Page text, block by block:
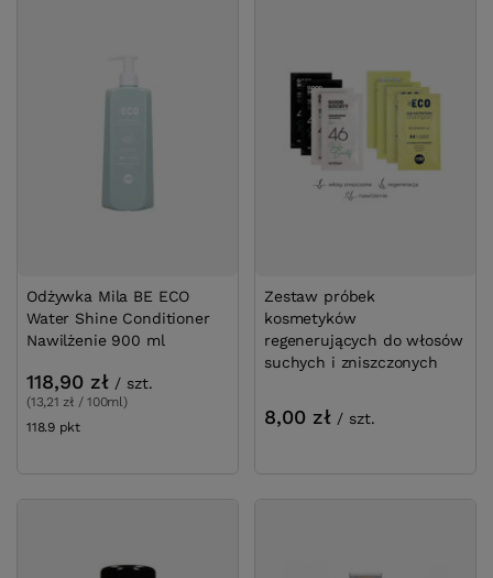
Odżywka Mila BE ECO
Water Shine Conditioner
Nawilżenie 900 ml
118,90 zł / szt.
(13,21 zł / 100ml)
118.9 pktpunktów
Zestaw próbek
kosmetyków
regenerujących do włosów
suchych i zniszczonych
8,00 zł / szt.